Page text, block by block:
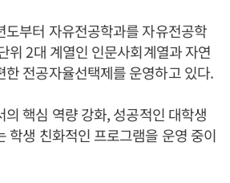
도부터 자유전공학과를 자유전공학
위 2대 계열인 인문사회계열과 자연
한 전공자율선택제를 운영하고 있다.
핵심 역량 강화, 성공적인 대학생
학생 친화적인 프로그램을 운영 중이